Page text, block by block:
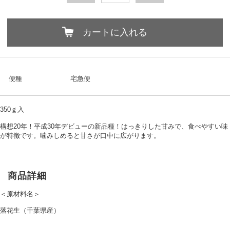
カートに入れる
便種 宅急便
350ｇ入
構想20年！平成30年デビューの新品種！はっきりした甘みで、食べやすい味
が特徴です。噛みしめると甘さが口中に広がります。
商品詳細
＜原材料名＞
落花生（千葉県産）